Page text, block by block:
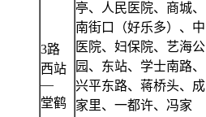
3路
西站
—
堂鹤
亭、人民医院、商城、
南街口（好乐多）、中
医院、妇保院、艺海公
园、东站、学士南路、
兴平东路、蒋桥头、成
家里、一都许、冯家